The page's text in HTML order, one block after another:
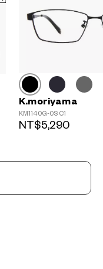
K.moriyama
KM1140G-0S C1
NT$5,290